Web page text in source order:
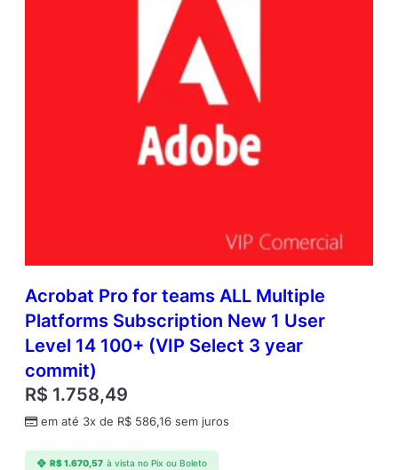
Acrobat Pro for teams ALL Multiple
Platforms Subscription New 1 User
Level 14 100+ (VIP Select 3 year
commit)
R$ 1.758,49
em até 3x de R$ 586,16 sem juros
R$1.670,57 à vista no Pix ou Boleto